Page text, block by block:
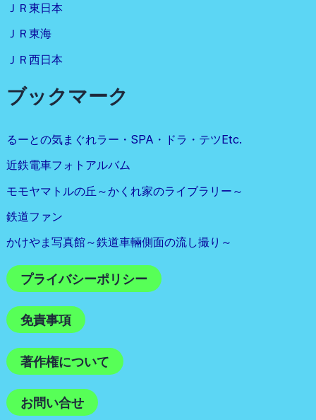
ＪＲ東日本
ＪＲ東海
ＪＲ西日本
ブックマーク
るーとの気まぐれラー・SPA・ドラ・テツetc.
近鉄電車フォトアルバム
モモヤマトルの丘～かくれ家のライブラリー～
鉄道ファン
かけやま写真館～鉄道車輛側面の流し撮り～
プライバシーポリシー
免責事項
著作権について
お問い合せ